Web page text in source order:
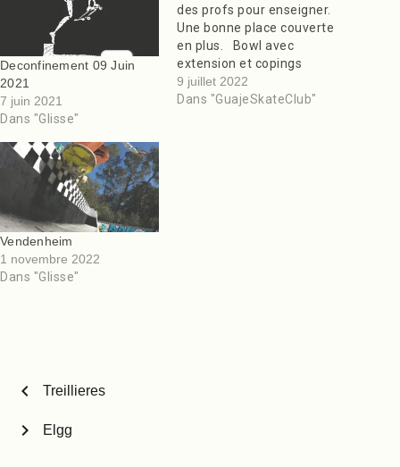
Deconfinement 09 Juin
2021
7 juin 2021
Dans "Glisse"
des profs pour enseigner.
Une bonne place couverte
en plus. Bowl avec
extension et copings
margelle en partie puis
copings fer. Matez la
9 juillet 2022
Dans "GuajeSkateClub"
Vendenheim
1 novembre 2022
Dans "Glisse"
chevron_left Treillieres
Elgg
chevron_right